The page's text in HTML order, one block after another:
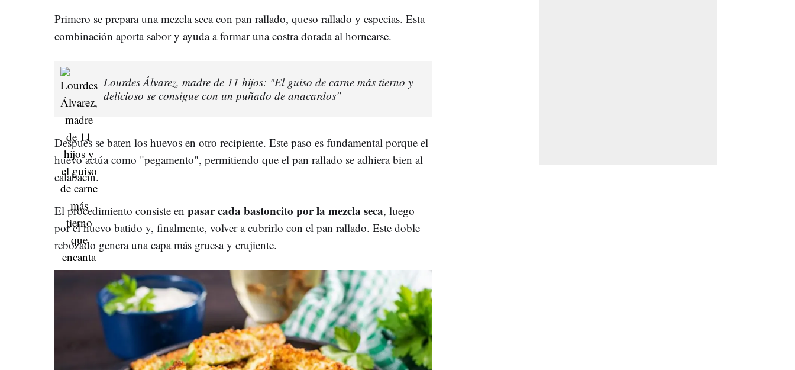
Primero se prepara una mezcla seca con pan rallado, queso rallado y especias. Esta
combinación aporta sabor y ayuda a formar una costra dorada al hornearse.
Lourdes Álvarez, madre de 11 hijos: "El guiso de carne más tierno y
delicioso se consigue con un puñado de anacardos"
Después se baten los huevos en otro recipiente. Este paso es fundamental porque el
huevo actúa como "pegamento", permitiendo que el pan rallado se adhiera bien al
calabacín.
El procedimiento consiste en pasar cada bastoncito por la mezcla seca, luego
por el huevo batido y, finalmente, volver a cubrirlo con el pan rallado. Este doble
rebozado genera una capa más gruesa y crujiente.